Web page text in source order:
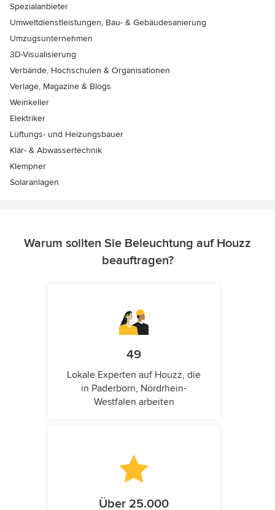
Spezialanbieter
Umweltdienstleistungen, Bau- & Gebäudesanierung
Umzugsunternehmen
3D-Visualisierung
Verbände, Hochschulen & Organisationen
Verlage, Magazine & Blogs
Weinkeller
Elektriker
Lüftungs- und Heizungsbauer
Klär- & Abwassertechnik
Klempner
Solaranlagen
Warum sollten Sie Beleuchtung auf Houzz
beauftragen?
49
Lokale Experten auf Houzz, die
in Paderborn, Nordrhein-
Westfalen arbeiten
Über 25.000